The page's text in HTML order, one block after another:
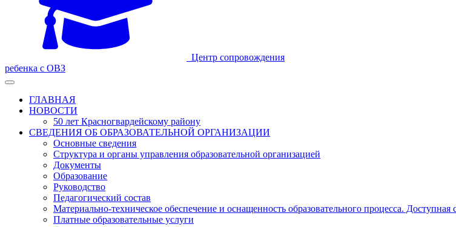
Центр сопровождения
ребенка с ОВЗ
ГЛАВНАЯ
НОВОСТИ
50 лет Красногвардейскому району
СВЕДЕНИЯ ОБ ОБРАЗОВАТЕЛЬНОЙ ОРГАНИЗАЦИИ
Основные сведения
Структура и органы управления образовательной организацией
Документы
Образование
Руководство
Педагогический состав
Материально-техническое обеспечение и оснащенность образовательного процесса. Доступная
Платные образовательные услуги